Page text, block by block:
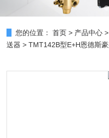
您的位置： 首页 > 产品中心
送器 > TMT142B型E+H恩德斯